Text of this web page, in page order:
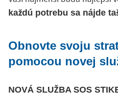
každú potrebu sa nájde
Obnovte svoju
pomocou novej
NOVÁ SLUŽBA SOS